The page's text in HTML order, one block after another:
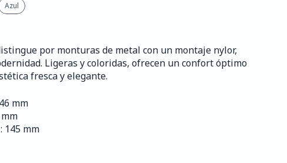
Azul
por monturas de metal con un montaje nylor,
Ligeras y coloridas, ofrecen un confort óptimo
fresca y elegante.
mm
145 mm